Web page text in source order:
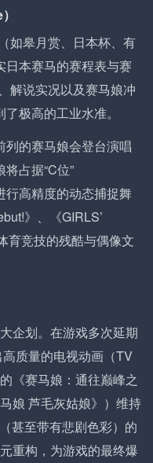
如皋月赏、日本杯、有
本赛马的赛程表与赛
解说实况以及赛马娘冲
极高的工业水准。
列的赛马娘会登台演唱
占据“C位”
行高精度的动态捕捉舞
》、《GIRLS’
育竞技的残酷与偶像文
企划。在游戏多次延期
质量的电视动画（TV
《赛马娘：通往巅峰之
娘 芦毛灰姑娘》）维持
甚至带有悲剧色彩）的
重构，为游戏的最终爆